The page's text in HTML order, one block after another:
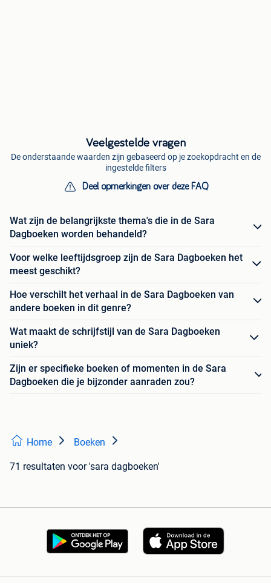
Veelgestelde vragen
De onderstaande waarden zijn gebaseerd op je zoekopdracht en de
ingestelde filters
Deel opmerkingen over deze FAQ
Wat zijn de belangrijkste thema's die in de Sara
Dagboeken worden behandeld?
Voor welke leeftijdsgroep zijn de Sara Dagboeken het
meest geschikt?
Hoe verschilt het verhaal in de Sara Dagboeken van
andere boeken in dit genre?
Wat maakt de schrijfstijl van de Sara Dagboeken
uniek?
Zijn er specifieke boeken of momenten in de Sara
Dagboeken die je bijzonder aanraden zou?
Home Boeken
71 resultaten voor 'sara dagboeken'